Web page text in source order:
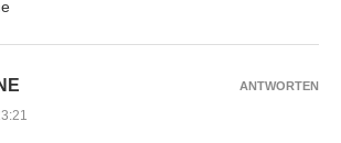
ANTWORTEN